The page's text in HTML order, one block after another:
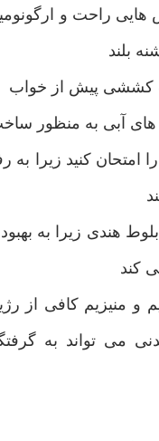
راحت و
بلند
کششی پیش از خواب
های آبی به منظور
امتحان کنید زیرا
هندی زیرا به
کند
و منیزیم کافی از
می تواند به